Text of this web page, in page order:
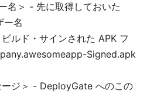
名＞ - 先に取得しておいた
ー名
ルド・サインされた APK フ
Signed.apk
ージ＞ - DeployGate へのこの